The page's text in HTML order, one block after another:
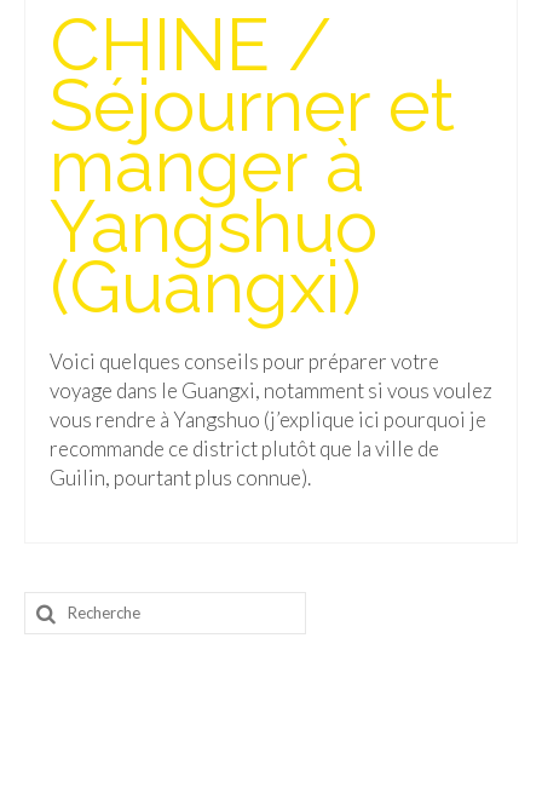
Isla del Sol
Lac Titicaca
Salar d’Uyuni
Chili
Paraguay
Pérou
Lac Titicaca
Machu Picchu
Beijing
CHINE /
Séjourner et
manger à
Yangshuo
(Guangxi)
Voici quelques conseils pour préparer votre
voyage dans le Guangxi, notamment si vous voulez
vous rendre à Yangshuo (j’explique ici pourquoi je
recommande ce district plutôt que la ville de
Guilin, pourtant plus connue).
Rechercher
: